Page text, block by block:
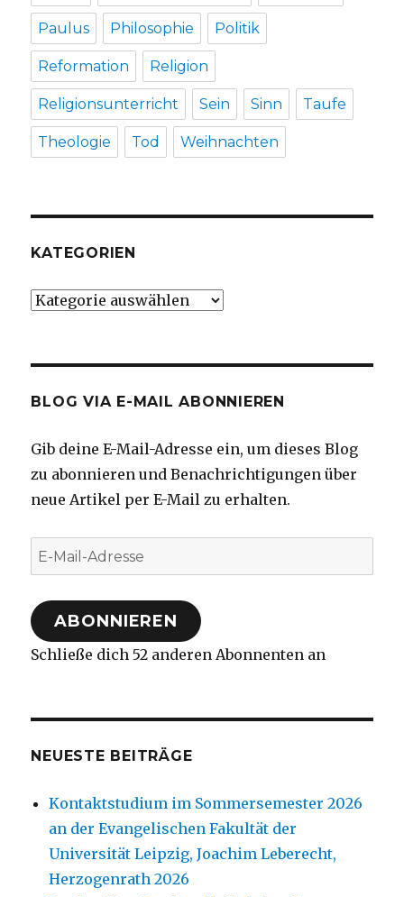
Paulus Philosophie Politik
Reformation Religion
Religionsunterricht Sein Sinn Taufe
Theologie Tod Weihnachten
KATEGORIEN
Kategorien
BLOG VIA E-MAIL ABONNIEREN
Gib deine E-Mail-Adresse ein, um dieses Blog
zu abonnieren und Benachrichtigungen über
neue Artikel per E-Mail zu erhalten.
E-
Mail-
Adresse
ABONNIEREN
Schließe dich 52 anderen Abonnenten an
NEUESTE BEITRÄGE
Kontaktstudium im Sommersemester 2026
an der Evangelischen Fakultät der
Universität Leipzig, Joachim Leberecht,
Herzogenrath 2026